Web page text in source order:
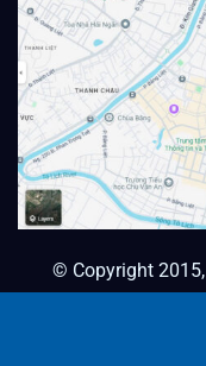
© Copyright